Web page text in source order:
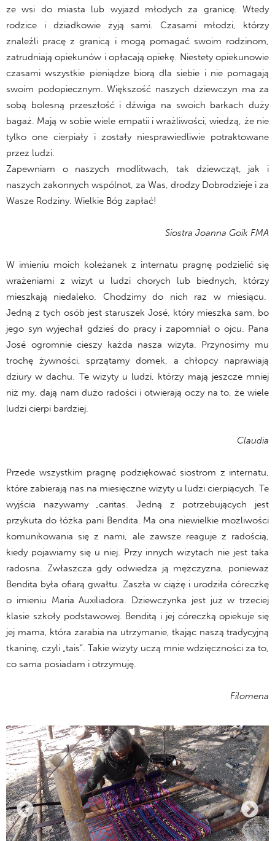
ze wsi do miasta lub wyjazd młodych za granicę. Wtedy
rodzice i dziadkowie żyją sami. Czasami młodzi, którzy
znaleźli pracę z granicą i mogą pomagać swoim rodzinom,
zatrudniają opiekunów i opłacają opiekę. Niestety opiekunowie
czasami wszystkie pieniądze biorą dla siebie i nie pomagają
swoim podopiecznym. Większość naszych dziewczyn ma za
sobą bolesną przeszłość i dźwiga na swoich barkach duży
bagaż. Mają w sobie wiele empatii i wrażliwości, wiedzą, że nie
tylko one cierpiały i zostały niesprawiedliwie potraktowane
przez ludzi.
Zapewniam o naszych modlitwach, tak dziewcząt, jak i
naszych zakonnych wspólnot, za Was, drodzy Dobrodzieje i za
Wasze Rodziny. Wielkie Bóg zapłać!
Siostra Joanna Goik FMA
W imieniu moich koleżanek z internatu pragnę podzielić się
wrażeniami z wizyt u ludzi chorych lub biednych, którzy
mieszkają niedaleko. Chodzimy do nich raz w miesiącu.
Jedną z tych osób jest staruszek José, który mieszka sam, bo
jego syn wyjechał gdzieś do pracy i zapomniał o ojcu. Pana
José ogromnie cieszy każda nasza wizyta. Przynosimy mu
trochę żywności, sprzątamy domek, a chłopcy naprawiają
dziury w dachu. Te wizyty u ludzi, którzy mają jeszcze mniej
niż my, dają nam dużo radości i otwierają oczy na to, że wiele
ludzi cierpi bardziej.
Claudia
Przede wszystkim pragnę podziękować siostrom z internatu,
które zabierają nas na miesięczne wizyty u ludzi cierpiących. Te
wyjścia nazywamy „caritas. Jedną z potrzebujących jest
przykuta do łóżka pani Bendita. Ma ona niewielkie możliwości
komunikowania się z nami, ale zawsze reaguje z radością,
kiedy pojawiamy się u niej. Przy innych wizytach nie jest taka
radosna. Zwłaszcza gdy odwiedza ją mężczyzna, ponieważ
Bendita była ofiarą gwałtu. Zaszła w ciążę i urodziła córeczkę
o imieniu Maria Auxiliadora. Dziewczynka jest już w trzeciej
klasie szkoły podstawowej. Benditą i jej córeczką opiekuje się
jej mama, która zarabia na utrzymanie, tkając naszą tradycyjną
tkaninę, czyli „tais”. Takie wizyty uczą mnie wdzięczności za to,
co sama posiadam i otrzymuję.
Filomena